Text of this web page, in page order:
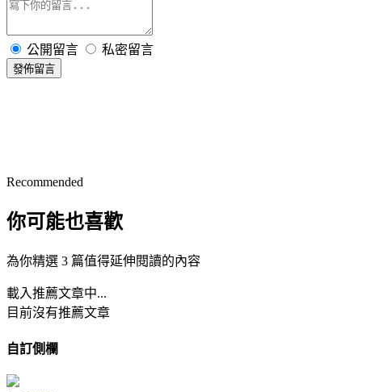
公開留言 私密留言
發佈留言
Recommended
你可能也喜歡
為你精選 3 篇值得延伸閱讀的內容
載入推薦文章中...
目前沒有推薦文章
自訂側欄